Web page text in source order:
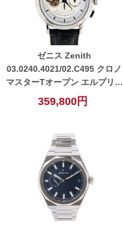
ゼニス Zenith
03.0240.4021/02.C495 クロノ
マスターTオープン エルプリメ
ロ 自動巻き 腕時計 シルバー
【中古】
359,800円